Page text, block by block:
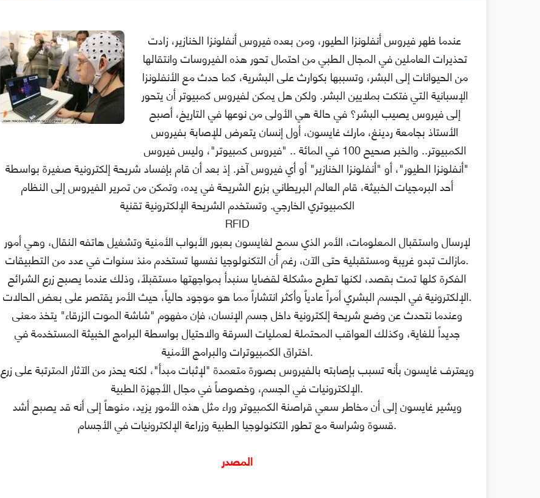
عندما ظهر فيروس أنفلونزا الطيور، ومن بعده فيروس أنفلونزا الخنازير، زادت
تحذيرات العاملين في المجال الطبي من احتمال تحور هذه الفيروسات وانتقالها
من الحيوانات إلى البشر، وتسببها بكوارث على البشرية، كما حدث مع الأنفلونزا
الإسبانية التي فتكت بملايين البشر. ولكن هل يمكن لفيروس كمبيوتر أن يتحور
إلى فيروس يصيب البشر؟ في حالة هي الأولى من نوعها في التاريخ، أصبح
الأستاذ بجامعة ردينغ، مارك غايسون، أول إنسان يتعرض للإصابة بفيروس
الكمبيوتر.. والخبر صحيح 100 في المائة .. "فيروس كمبيوتر"، وليس فيروس
"أنفلونزا الطيور"، أو "أنفلونزا الخنازير" أو أي فيروس آخر. إذ بعد أن قام بإفساد شريحة إلكترونية صغيرة بواسطة
أحد البرمجيات الخبيثة، قام العالم البريطاني بزرع الشريحة في يده، وتمكن من تمرير الفيروس إلى النظام
الكمبيوتري الخارجي. وتستخدم الشريحة الإلكترونية تقنية
RFID
لإرسال واستقبال المعلومات، الأمر الذي سمح لغايسون بعبور الأبواب الأمنية وتشغيل هاتفه النقال، وهي أمور
مازالت تبدو غريبة ومستقبلية حتى الآن، رغم أن التكنولوجيا نفسها تستخدم منذ سنوات في عدد من التطبيقات.
الفكرة كلها تمت بقصد، لكنها تطرح مشكلة لقضايا سنبدأ بمواجهتها مستقبلاً، وذلك عندما يصبح زرع الشرائح
الإلكترونية في الجسم البشري أمراً عادياً وأكثر انتشاراً مما هو موجود حالياً، حيث الأمر يقتصر على بعض الحالات.
وعندما نتحدث عن وضع شريحة إلكترونية داخل جسم الإنسان، فإن مفهوم "شاشة الموت الزرقاء" يتخذ معنى
جديداً للغاية، وكذلك العواقب المحتملة لعمليات السرقة والاحتيال بواسطة البرامج الخبيثة المستخدمة في
اختراق الكمبيوترات والبرامج الأمنية.
ويعترف غايسون بأنه تسبب بإصابته بالفيروس بصورة متعمدة "لإثبات مبدأ"، لكنه يحذر من الآثار المترتبة على زرع
الإلكترونيات في الجسم، وخصوصاً في مجال الأجهزة الطبية.
ويشير غايسون إلى أن مخاطر سعي قراصنة الكمبيوتر وراء مثل هذه الأمور يزيد، منوهاً إلى أنه قد يصبح أشد
قسوة وشراسة مع تطور التكنولوجيا الطبية وزراعة الإلكترونيات في الأجسام.
المصدر